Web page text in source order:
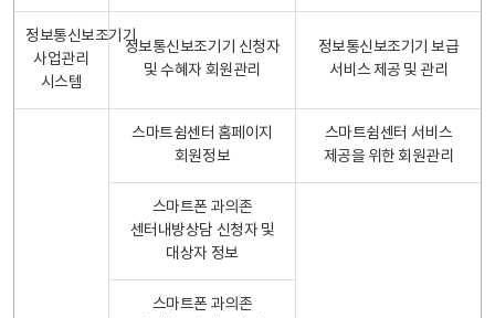
정보통신보조기기
사업관리
시스템
정보통신보조기기 신청자
및 수혜자 회원관리
정보통신보조기기 보급
서비스 제공 및 관리
스마트쉼센터 홈페이지
회원정보
스마트쉼센터 서비스
제공을 위한 회원관리
스마트폰 과의존
센터내방상담 신청자 및
대상자 정보
스마트폰 과의존